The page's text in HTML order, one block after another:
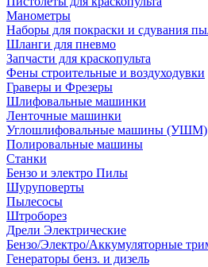
Манометры
Наборы для покраски и сдувания
Шланги для пневмо
Запчасти для краскопульта
Фены строительные и воздуходувки
Граверы и Фрезеры
Шлифовальные машинки
Ленточные машинки
Углошлифовальные машины (УШМ)
Полировальные машины
Станки
Бензо и электро Пилы
Шуруповерты
Пылесосы
Штроборез
Дрели Электрические
Бензо/Электро/Аккумуляторные
Генераторы бенз. и дизель